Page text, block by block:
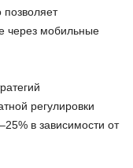
позволяет
через мобильные
регулировки
в зависимости от